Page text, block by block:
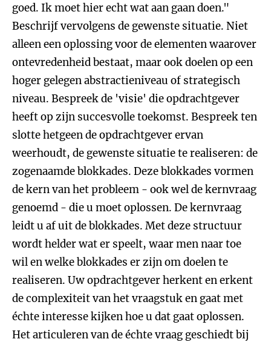
goed. Ik moet hier echt wat aan gaan doen."
Beschrijf vervolgens de gewenste situatie. Niet
alleen een oplossing voor de elementen waarover
ontevredenheid bestaat, maar ook doelen op een
hoger gelegen abstractieniveau of strategisch
niveau. Bespreek de 'visie' die opdrachtgever
heeft op zijn succesvolle toekomst. Bespreek ten
slotte hetgeen de opdrachtgever ervan
weerhoudt, de gewenste situatie te realiseren: de
zogenaamde blokkades. Deze blokkades vormen
de kern van het probleem - ook wel de kernvraag
genoemd - die u moet oplossen. De kernvraag
leidt u af uit de blokkades. Met deze structuur
wordt helder wat er speelt, waar men naar toe
wil en welke blokkades er zijn om doelen te
realiseren. Uw opdrachtgever herkent en erkent
de complexiteit van het vraagstuk en gaat met
échte interesse kijken hoe u dat gaat oplossen.
Het articuleren van de échte vraag geschiedt bij